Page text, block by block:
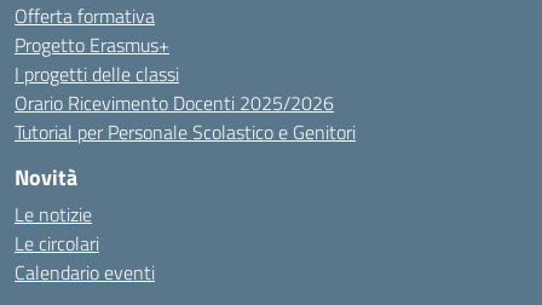
Offerta formativa
Progetto Erasmus+
I progetti delle classi
Orario Ricevimento Docenti 2025/2026
Tutorial per Personale Scolastico e Genitori
Novità
Le notizie
Le circolari
Calendario eventi